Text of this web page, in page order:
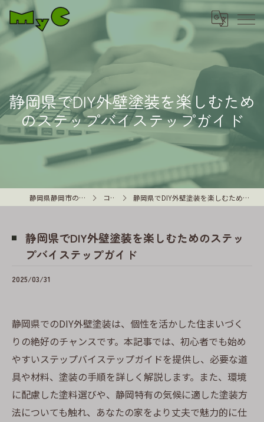
静岡県でDIY外壁塗装を楽しむため
のステップバイステップガイド
静岡県静岡市の外壁塗装はMyC コラム 静岡県でDIY外壁塗装を楽しむためのステップバイステップガイド
静岡県でDIY外壁塗装を楽しむためのステッ
プバイステップガイド
2025/03/31
静岡県でのDIY外壁塗装は、個性を活かした住まいづく
りの絶好のチャンスです。本記事では、初心者でも始め
やすいステップバイステップガイドを提供し、必要な道
具や材料、塗装の手順を詳しく解説します。また、環境
に配慮した塗料選びや、静岡特有の気候に適した塗装方
法についても触れ、あなたの家をより丈夫で魅力的に仕